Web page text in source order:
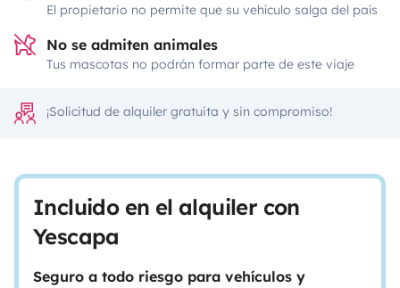
El propietario no permite que su vehículo salga del país
No se admiten animales
Tus mascotas no podrán formar parte de este viaje
¡Solicitud de alquiler gratuita y sin compromiso!
Incluido en el alquiler con
Yescapa
Seguro a todo riesgo para vehículos y